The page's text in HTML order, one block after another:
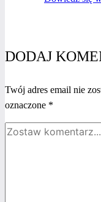
DODAJ
Twój adres email nie
oznaczone *